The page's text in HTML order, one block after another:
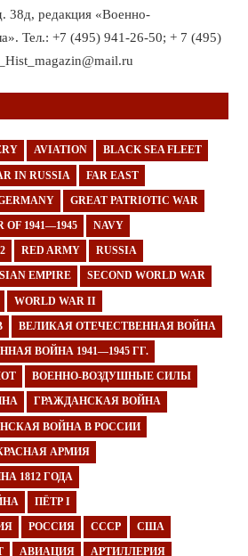
38д, редакция «Военно-
Тел.: +7 (495) 941-26-50; + 7 (495)
AVIATION BLACK SEA FLEET
IN RUSSIA FAR EAST
GREAT PATRIOTIC WAR
OF 1941—1945 NAVY
RED ARMY RUSSIA
EMPIRE SECOND WORLD WAR
WORLD WAR II
ВЕЛИКАЯ ОТЕЧЕСТВЕННАЯ ВОЙНА
ВОЙНА 1941—1945 ГГ.
ВОЕННО-ВОЗДУШНЫЕ СИЛЫ
ГРАЖДАНСКАЯ ВОЙНА
ВОЙНА В РОССИИ
АРМИЯ
1812 ГОДА
ПЁТР I
РОССИЯ СССР США
АВИАЦИЯ АРТИЛЛЕРИЯ